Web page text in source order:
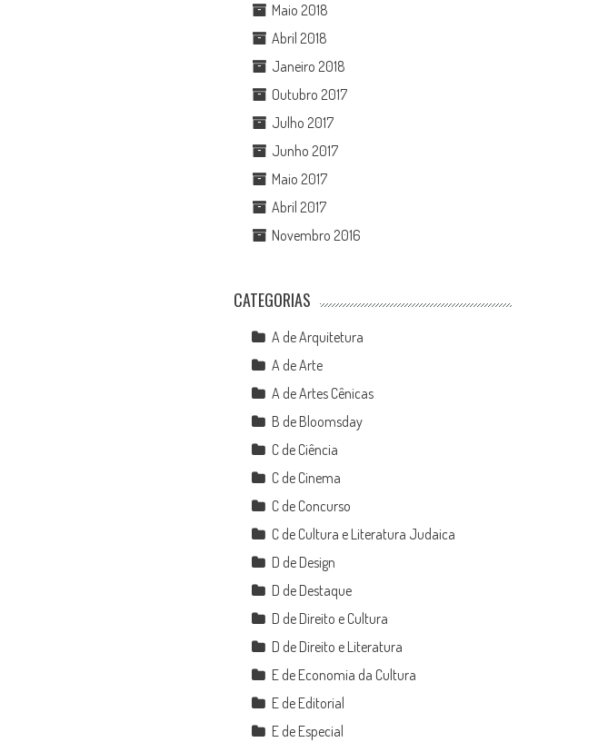
Maio 2018
Abril 2018
Janeiro 2018
Outubro 2017
Julho 2017
Junho 2017
Maio 2017
Abril 2017
Novembro 2016
CATEGORIAS
A de Arquitetura
A de Arte
A de Artes Cênicas
B de Bloomsday
C de Ciência
C de Cinema
C de Concurso
C de Cultura e Literatura Judaica
D de Design
D de Destaque
D de Direito e Cultura
D de Direito e Literatura
E de Economia da Cultura
E de Editorial
E de Especial